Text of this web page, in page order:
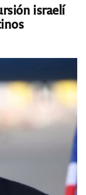
israelí